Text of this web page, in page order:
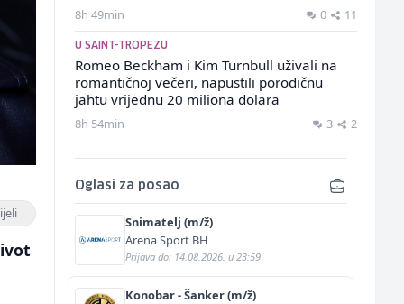
8h 49min 0 11
U SAINT-TROPEZU
Romeo Beckham i Kim Turnbull uživali na
romantičnoj večeri, napustili porodičnu
jahtu vrijednu 20 miliona dolara
8h 54min 3 2
Oglasi za posao
Snimatelj (m/ž)
Arena Sport BH
Prijava do: 14.08.2026. u 23:59
Konobar - Šanker (m/ž)